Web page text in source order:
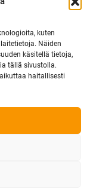
kuten
Näiden
käsitellä tietoja,
tällä sivustolla.
haitallisesti